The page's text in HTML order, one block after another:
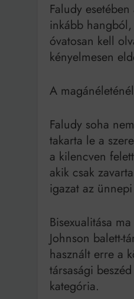
Faludy
inkább
óvatosan kell
kényelmesen
A
Faludy soha
takarta le a
a kilencven
akik csak
igazat az
Bisexualitása
Johnson balett-
használt erre a
társasági
kategória.